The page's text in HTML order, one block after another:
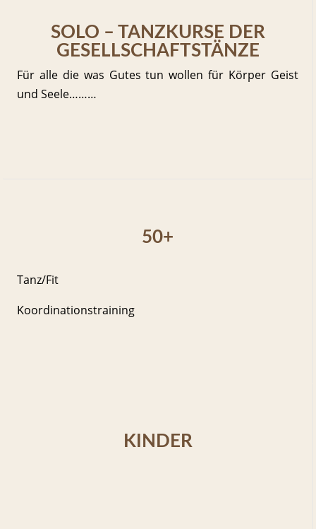
SOLO – TANZKURSE DER
GESELLSCHAFTSTÄNZE
Für alle die was Gutes tun wollen für Körper Geist
und Seele………
50+
Tanz/Fit
Koordinationstraining
KINDER